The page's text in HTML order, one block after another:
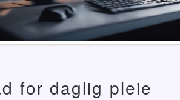
for daglig pleie